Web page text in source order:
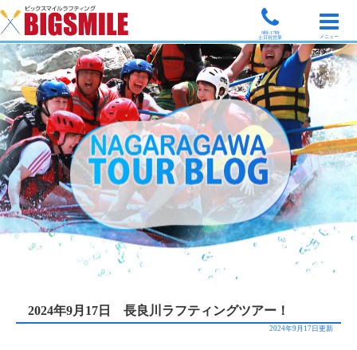
9時-17時
土日祝営業
メニュー
2024年9月17日 長良川ラフティングツアー！
2024年9月17日更新